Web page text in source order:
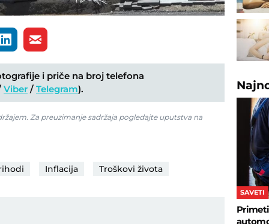
i priče na broj telefona
Viber / Telegram).
Za preuzimanje sadržaja pogledajte uputstva na
Inflacija Troškovi života
SAVETI